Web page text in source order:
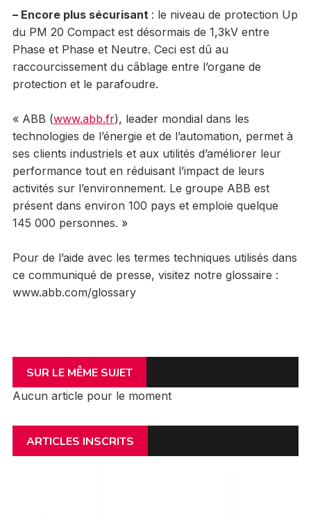
– Encore plus sécurisant : le niveau de protection Up
du PM 20 Compact est désormais de 1,3kV entre
Phase et Phase et Neutre. Ceci est dû au
raccourcissement du câblage entre l’organe de
protection et le parafoudre.
« ABB (www.abb.fr), leader mondial dans les
technologies de l’énergie et de l’automation, permet à
ses clients industriels et aux utilités d’améliorer leur
performance tout en réduisant l’impact de leurs
activités sur l’environnement. Le groupe ABB est
présent dans environ 100 pays et emploie quelque
145 000 personnes. »
Pour de l’aide avec les termes techniques utilisés dans
ce communiqué de presse, visitez notre glossaire :
www.abb.com/glossary
SUR LE MÊME SUJET
Aucun article pour le moment
ARTICLES INSCRITS